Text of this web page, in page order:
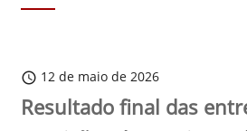
schedule 12 de maio de 2026
Resultado final das